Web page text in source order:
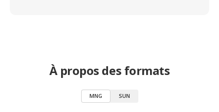
À propos des formats
MNG SUN